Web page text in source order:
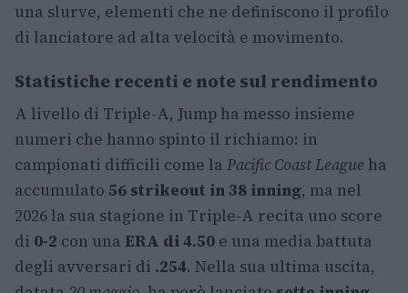
una slurve, elementi che ne definiscono il profilo
di lanciatore ad alta velocità e movimento.
Statistiche recenti e note sul rendimento
A livello di Triple-A, Jump ha messo insieme
numeri che hanno spinto il richiamo: in
campionati difficili come la Pacific Coast League ha
accumulato 56 strikeout in 38 inning, ma nel
2026 la sua stagione in Triple-A recita uno score
di 0-2 con una ERA di 4.50 e una media battuta
degli avversari di .254. Nella sua ultima uscita,